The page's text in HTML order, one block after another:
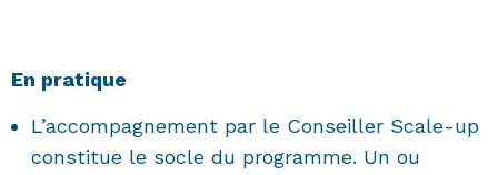
En pratique
L’accompagnement par le Conseiller Scale-up
constitue le socle du programme. Un ou